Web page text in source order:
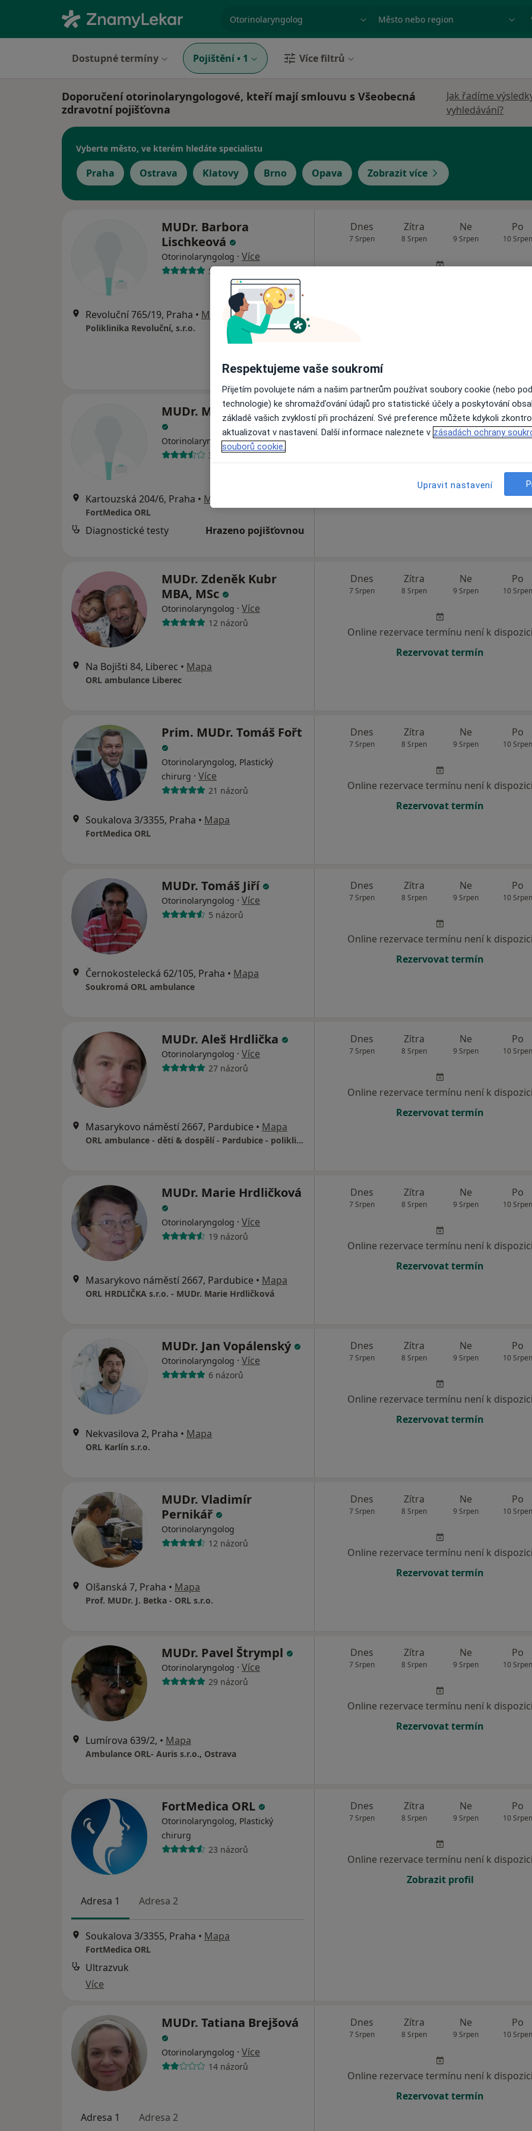
Město nebo region
Dostupné termíny Pojištění • 1 Více filtrů
Doporučení otorinolaryngologové, kteří mají smlouvu s Všeobecná
zdravotní pojišťovna
Jak řadíme
vyhledávání?
Vyberte město, ve kterém hledáte specialistu
Praha Ostrava Klatovy Brno Opava Zobrazit více
MUDr. Barbora
Lischkeová
Otorinolaryngolog · Více
521 názorů
Revoluční 765/19, Praha • Mapa
Poliklinika Revoluční, s.r.o.
Dnes
7 Srpen
Zítra
8 Srpen
Ne
9 Srpen
Po
10 Srpen
MUDr. Michaela Fialová
Otorinolaryngolog·Více
3 názory
Kartouzská 204/6, Praha • Mapa
FortMedica ORL
Diagnostické testy Hrazeno pojišťovnou
Dnes
7 Srpen
Zítra
8 Srpen
Ne
9 Srpen
Po
10
Rezervovat termín
MUDr. Zdeněk Kubr
MBA, MSc
Otorinolaryngolog · Více
12 názorů
Na Bojišti 84, Liberec • Mapa
ORL ambulance Liberec
Dnes
7 Srpen
Zítra
8 Srpen
Ne
9 Srpen
Po
10 Srpen
Online rezervace termínu není k dispozici
Rezervovat termín
Prim. MUDr. Tomáš Fořt
Otorinolaryngolog, Plastický
chirurg · Více
21 názorů
Soukalova 3/3355, Praha • Mapa
FortMedica ORL
Dnes
7 Srpen
Zítra
8 Srpen
Ne
9 Srpen
Po
10 Srpen
Online rezervace termínu není k dispozici
Rezervovat termín
MUDr. Tomáš Jiří
Otorinolaryngolog · Více
5 názorů
Černokostelecká 62/105, Praha • Mapa
Soukromá ORL ambulance
Dnes
7 Srpen
Zítra
8 Srpen
Ne
9 Srpen
Po
10 Srpen
Online rezervace termínu není k dispozici
Rezervovat termín
MUDr. Aleš Hrdlička
Otorinolaryngolog · Více
27 názorů
Masarykovo náměstí 2667, Pardubice • Mapa
ORL ambulance - děti & dospělí - Pardubice - poliklinika Kolf - ORL HRDLIČKA s.r.o.
Dnes
7 Srpen
Zítra
8 Srpen
Ne
9 Srpen
Po
10 Srpen
Online rezervace termínu není k dispozici
Rezervovat termín
MUDr. Marie Hrdličková
Otorinolaryngolog · Více
19 názorů
Masarykovo náměstí 2667, Pardubice • Mapa
ORL HRDLIČKA s.r.o. - MUDr. Marie Hrdličková
Dnes
7 Srpen
Zítra
8 Srpen
Ne
9 Srpen
Po
10 Srpen
Online rezervace termínu není k dispozici
Rezervovat termín
MUDr. Jan Vopálenský
Otorinolaryngolog · Více
6 názorů
Nekvasilova 2, Praha • Mapa
ORL Karlín s.r.o.
Dnes
7 Srpen
Zítra
8 Srpen
Ne
9 Srpen
Po
10 Srpen
Online rezervace termínu není k dispozici
Rezervovat termín
MUDr. Vladimír
Pernikář
Otorinolaryngolog
12 názorů
Olšanská 7, Praha • Mapa
Prof. MUDr. J. Betka - ORL s.r.o.
Dnes
7 Srpen
Zítra
8 Srpen
Ne
9 Srpen
Po
10 Srpen
Online rezervace termínu není k dispozici
Rezervovat termín
MUDr. Pavel Štrympl
Otorinolaryngolog · Více
29 názorů
Lumírova 639/2, • Mapa
Ambulance ORL- Auris s.r.o., Ostrava
Dnes
7 Srpen
Zítra
8 Srpen
Ne
9 Srpen
Po
10 Srpen
Online rezervace termínu není k dispozici
Rezervovat termín
FortMedica ORL
Otorinolaryngolog, Plastický
chirurg
23 názorů
Adresa 1 Adresa 2
Soukalova 3/3355, Praha • Mapa
FortMedica ORL
Ultrazvuk
Více
Dnes
7 Srpen
Zítra
8 Srpen
Ne
9 Srpen
Po
10 Srpen
Online rezervace termínu není k dispozici
Zobrazit profil
MUDr. Tatiana Brejšová
Otorinolaryngolog · Více
14 názorů
Adresa 1 Adresa 2
Dnes
7 Srpen
Zítra
8 Srpen
Ne
9 Srpen
Po
10 Srpen
Online rezervace termínu není k dispozici
Rezervovat termín
Respektujeme vaše soukromí
Přijetím povolujete nám a našim partnerům používat soubory cookie (nebo
technologie) ke shromažďování údajů pro statistické účely a poskytování
základě vašich zvyklostí při procházení. Své preference můžete kdykoli
aktualizovat v nastavení. Další informace naleznete v zásadách ochrany
souborů cookie.
Upravit nastavení